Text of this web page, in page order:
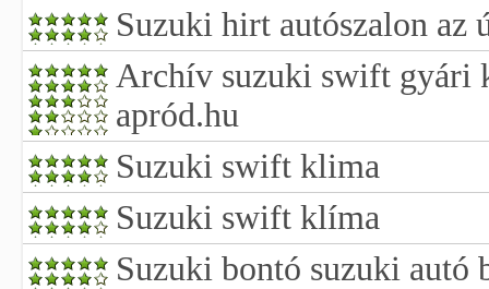
Suzuki hirt autószalon az
Archív suzuki swift gyári
apród.hu
Suzuki swift klima
Suzuki swift klíma
Suzuki bontó suzuki autó